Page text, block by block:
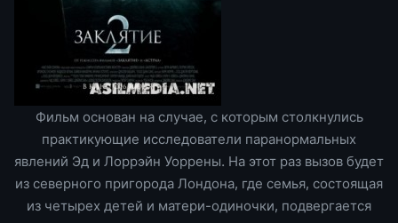
Фильм основан на случае, с которым столкнулись
практикующие исследователи паранормальных
явлений Эд и Лоррэйн Уоррены. На этот раз вызов будет
из северного пригорода Лондона, где семья, состоящая
из четырех детей и матери-одиночки, подвергается